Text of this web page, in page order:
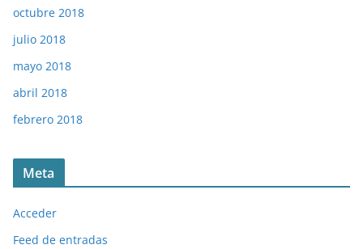
octubre 2018
julio 2018
mayo 2018
abril 2018
febrero 2018
Meta
Acceder
Feed de entradas